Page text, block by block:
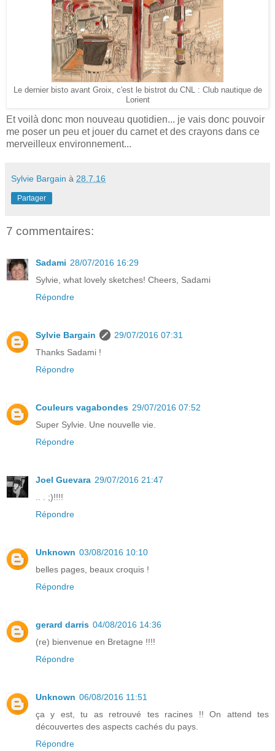
Le dernier bisto avant Groix, c'est le bistrot du CNL : Club nautique de
Lorient
Et voilà donc mon nouveau quotidien... je vais donc pouvoir
me poser un peu et jouer du carnet et des crayons dans ce
merveilleux environnement...
Sylvie Bargain à 28.7.16
Partager
7 commentaires:
Sadami 28/07/2016 16:29
Sylvie, what lovely sketches! Cheers, Sadami
Répondre
Sylvie Bargain
29/07/2016 07:31
Thanks Sadami !
Répondre
Couleurs vagabondes 29/07/2016 07:52
Super Sylvie. Une nouvelle vie.
Répondre
Joel Guevara 29/07/2016 21:47
.. . ;)!!!!
Répondre
Unknown 03/08/2016 10:10
belles pages, beaux croquis !
Répondre
gerard darris 04/08/2016 14:36
(re) bienvenue en Bretagne !!!!
Répondre
Unknown 06/08/2016 11:51
ça y est, tu as retrouvé tes racines !! On attend tes
découvertes des aspects cachés du pays.
Répondre